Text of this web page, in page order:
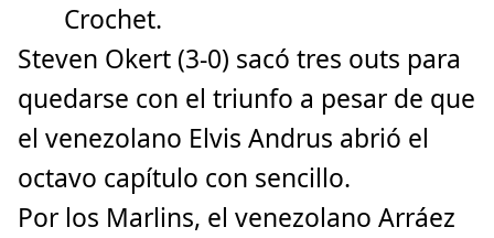
Crochet.
Steven Okert (3-0) sacó tres outs para
quedarse con el triunfo a pesar de que
el venezolano Elvis Andrus abrió el
octavo capítulo con sencillo.
Por los Marlins, el venezolano Arráez